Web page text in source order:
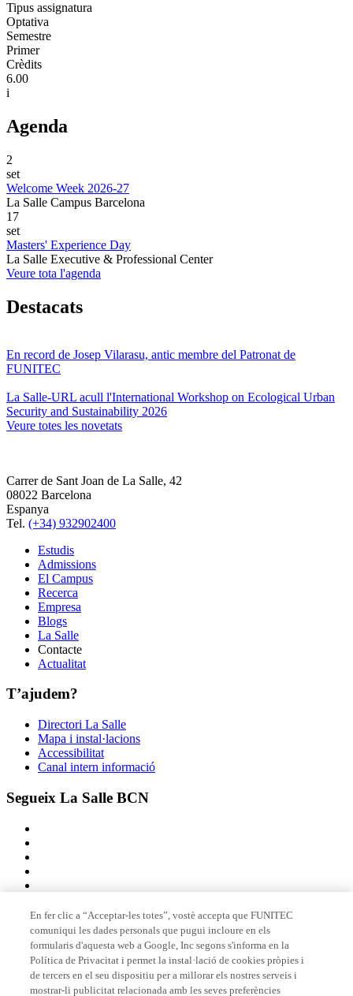
Tipus assignatura
Optativa
Semestre
Primer
Crèdits
6.00
i
Agenda
2
set
Welcome Week 2026-27
La Salle Campus Barcelona
17
set
Masters' Experience Day
La Salle Executive & Professional Center
Veure tota l'agenda
Destacats
En record de Josep Vilarasu, antic membre del Patronat de
FUNITEC
La Salle-URL acull l'International Workshop on Ecological Urban
Security and Sustainability 2026
Veure totes les novetats
Carrer de Sant Joan de La Salle, 42
08022 Barcelona
Espanya
Tel. (+34) 932902400
Estudis
Admissions
El Campus
Recerca
Empresa
Blogs
La Salle
Contacte
Actualitat
T’ajudem?
Directori La Salle
Mapa i instal·lacions
Accessibilitat
Canal intern informació
Segueix La Salle BCN
Membre de
En fer clic a “Acceptar-les totes”, vostè accepta que FUNITEC
comuniqui les dades personals que pugui incloure en els
formularis d'aquesta web a Google, Inc segons s'informa en la
Política de Privacitat i permet la instal·lació de cookies pròpies i
de tercers en el seu dispositiu per a millorar els nostres serveis i
mostrar-li publicitat relacionada amb les seves preferències